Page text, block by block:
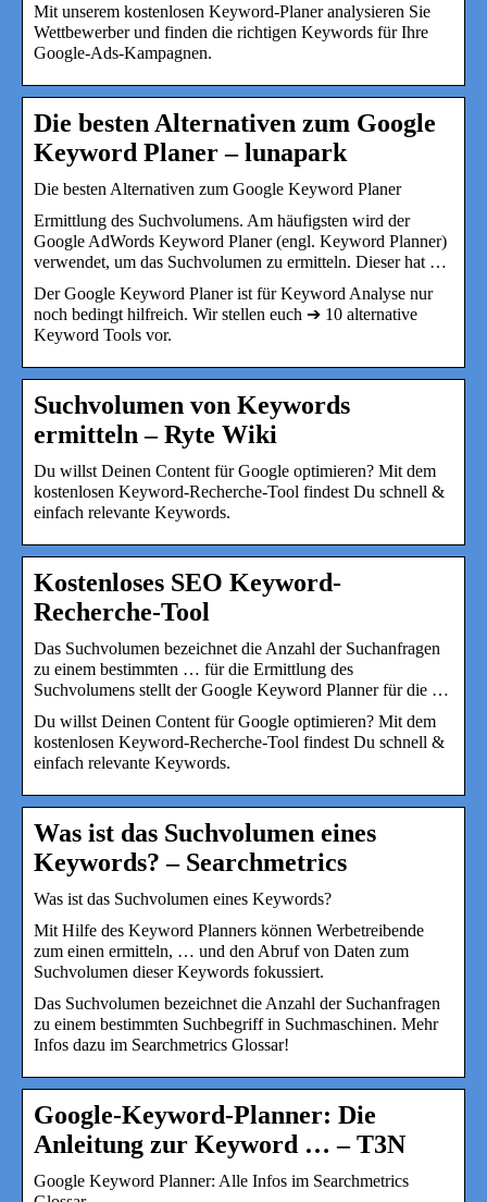
Mit unserem kostenlosen Keyword-Planer analysieren Sie
Wettbewerber und finden die richtigen Keywords für Ihre
Google-Ads-Kampagnen.
Die besten Alternativen zum Google
Keyword Planer – lunapark
Die besten Alternativen zum Google Keyword Planer
Ermittlung des Suchvolumens. Am häufigsten wird der
Google AdWords Keyword Planer (engl. Keyword Planner)
verwendet, um das Suchvolumen zu ermitteln. Dieser hat …
Der Google Keyword Planer ist für Keyword Analyse nur
noch bedingt hilfreich. Wir stellen euch ➔ 10 alternative
Keyword Tools vor.
Suchvolumen von Keywords
ermitteln – Ryte Wiki
Du willst Deinen Content für Google optimieren? Mit dem
kostenlosen Keyword-Recherche-Tool findest Du schnell &
einfach relevante Keywords.
Kostenloses SEO Keyword-
Recherche-Tool
Das Suchvolumen bezeichnet die Anzahl der Suchanfragen
zu einem bestimmten … für die Ermittlung des
Suchvolumens stellt der Google Keyword Planner für die …
Du willst Deinen Content für Google optimieren? Mit dem
kostenlosen Keyword-Recherche-Tool findest Du schnell &
einfach relevante Keywords.
Was ist das Suchvolumen eines
Keywords? – Searchmetrics
Was ist das Suchvolumen eines Keywords?
Mit Hilfe des Keyword Planners können Werbetreibende
zum einen ermitteln, … und den Abruf von Daten zum
Suchvolumen dieser Keywords fokussiert.
Das Suchvolumen bezeichnet die Anzahl der Suchanfragen
zu einem bestimmten Suchbegriff in Suchmaschinen. Mehr
Infos dazu im Searchmetrics Glossar!
Google-Keyword-Planner: Die
Anleitung zur Keyword … – T3N
Google Keyword Planner: Alle Infos im Searchmetrics